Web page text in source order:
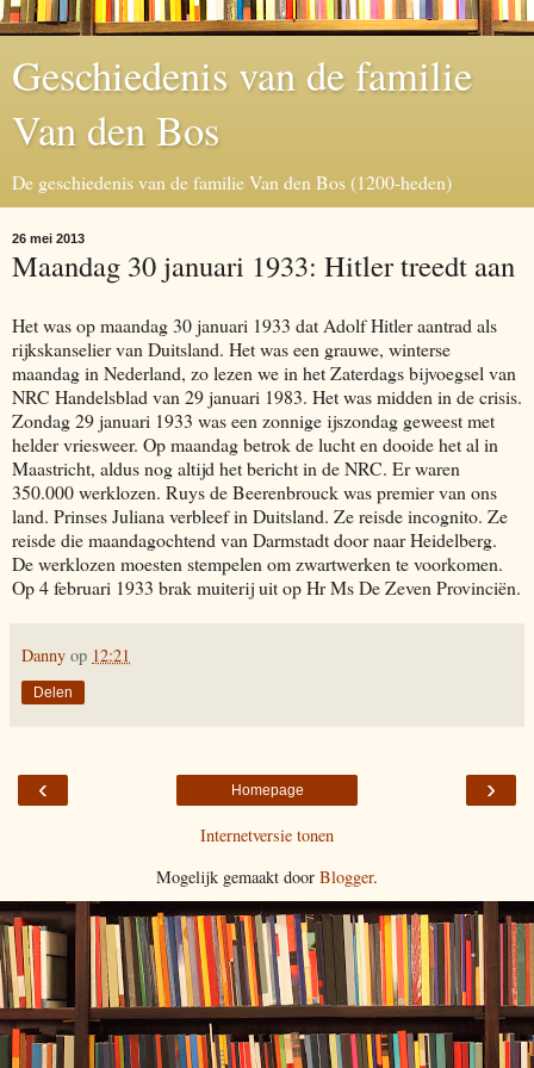
Geschiedenis van de familie
Van den Bos
De geschiedenis van de familie Van den Bos (1200-heden)
26 mei 2013
Maandag 30 januari 1933: Hitler treedt aan
Het was op maandag 30 januari 1933 dat Adolf Hitler aantrad als
rijkskanselier van Duitsland. Het was een grauwe, winterse
maandag in Nederland, zo lezen we in het Zaterdags bijvoegsel van
NRC Handelsblad van 29 januari 1983. Het was midden in de crisis.
Zondag 29 januari 1933 was een zonnige ijszondag geweest met
helder vriesweer. Op maandag betrok de lucht en dooide het al in
Maastricht, aldus nog altijd het bericht in de NRC. Er waren
350.000 werklozen. Ruys de Beerenbrouck was premier van ons
land. Prinses Juliana verbleef in Duitsland. Ze reisde incognito. Ze
reisde die maandagochtend van Darmstadt door naar Heidelberg.
De werklozen moesten stempelen om zwartwerken te voorkomen.
Op 4 februari 1933 brak muiterij uit op Hr Ms De Zeven Provinciën.
Danny op 12:21
Delen
‹ ›
Homepage
Internetversie tonen
Mogelijk gemaakt door Blogger.